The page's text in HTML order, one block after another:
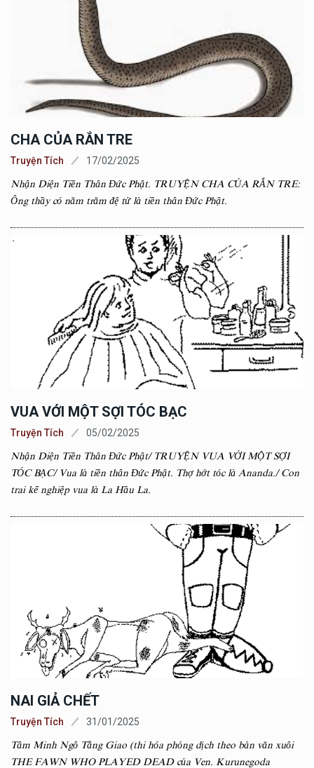
CHA CỦA RẮN TRE
Truyện Tích 17/02/2025
Nhận Diện Tiền Thân Đức Phật. TRUYỆN CHA CỦA RẮN TRE:
Ông thầy có năm trăm đệ tử là tiền thân Đức Phật.
VUA VỚI MỘT SỢI TÓC BẠC
Truyện Tích 05/02/2025
Nhận Diện Tiền Thân Đức Phật/ TRUYỆN VUA VỚI MỘT SỢI
TÓC BẠC/ Vua là tiền thân Đức Phật. Thợ hớt tóc là Ananda./ Con
trai kế nghiệp vua là La Hầu La.
NAI GIẢ CHẾT
Truyện Tích 31/01/2025
Tâm Minh Ngô Tằng Giao (thi hóa phỏng dịch theo bản văn xuôi
THE FAWN WHO PLAYED DEAD của Ven. Kurunegoda